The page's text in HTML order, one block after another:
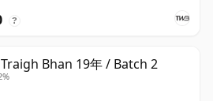
?
Bhan 19年 / Batch 2